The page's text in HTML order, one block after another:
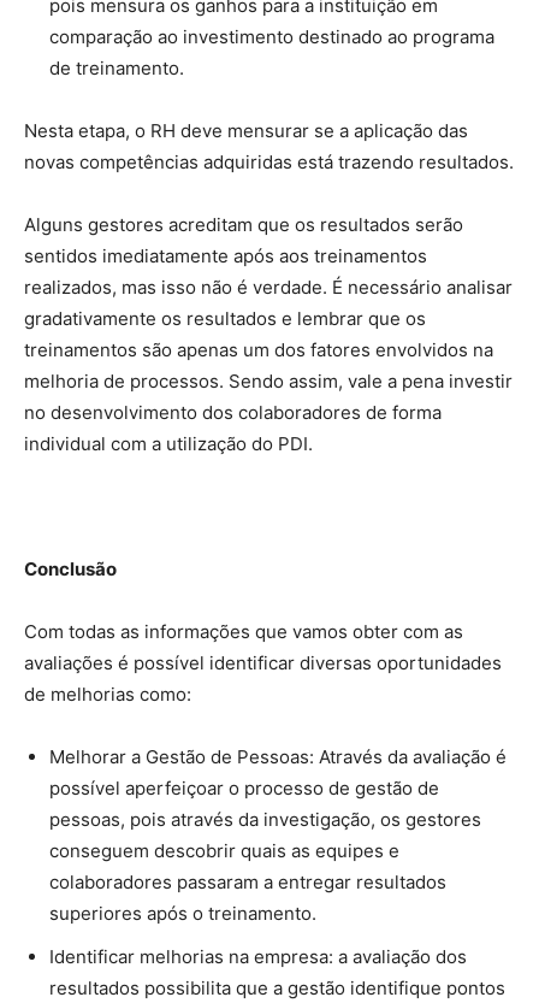
pois mensura os ganhos para a instituição em
comparação ao investimento destinado ao programa
de treinamento.
Nesta etapa, o RH deve mensurar se a aplicação das
novas competências adquiridas está trazendo resultados.
Alguns gestores acreditam que os resultados serão
sentidos imediatamente após aos treinamentos
realizados, mas isso não é verdade. É necessário analisar
gradativamente os resultados e lembrar que os
treinamentos são apenas um dos fatores envolvidos na
melhoria de processos. Sendo assim, vale a pena investir
no desenvolvimento dos colaboradores de forma
individual com a utilização do PDI.
Conclusão
Com todas as informações que vamos obter com as
avaliações é possível identificar diversas oportunidades
de melhorias como:
Melhorar a Gestão de Pessoas: Através da avaliação é
possível aperfeiçoar o processo de gestão de
pessoas, pois através da investigação, os gestores
conseguem descobrir quais as equipes e
colaboradores passaram a entregar resultados
superiores após o treinamento.
Identificar melhorias na empresa: a avaliação dos
resultados possibilita que a gestão identifique pontos